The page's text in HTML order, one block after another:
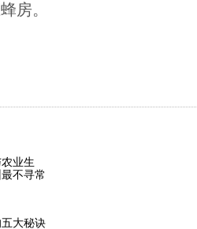
房。
业生
不寻常
大秘诀